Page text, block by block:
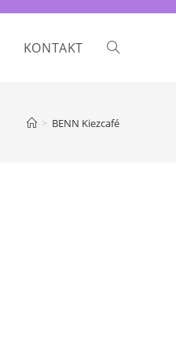
KONTAKT WEBSITE-
SUCHE
> BENN Kiezcafé